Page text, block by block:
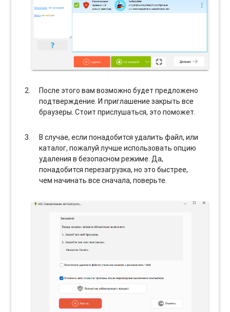
После этого вам возможно будет предложено
подтверждение. И приглашение закрыть все
браузеры. Стоит прислушаться, это поможет.
В случае, если понадобится удалить файл, или
каталог, пожалуй лучше использовать опцию
удаления в безопасном режиме. Да,
понадобится перезагрузка, но это быстрее,
чем начинать все сначала, поверьте.